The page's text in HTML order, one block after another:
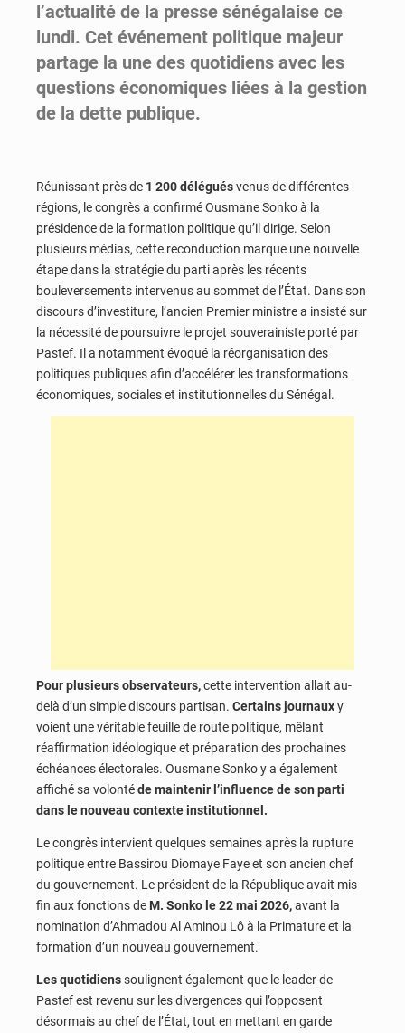
l’actualité de la presse sénégalaise ce
lundi. Cet événement politique majeur
partage la une des quotidiens avec les
questions économiques liées à la gestion
de la dette publique.
Réunissant près de 1 200 déléguésvenus de différentes
régions, le congrès a confirmé Ousmane Sonko à la
présidence de la formation politique qu’il dirige. Selon
plusieurs médias, cette reconduction marque une nouvelle
étape dans la stratégie du parti après les récents
bouleversements intervenus au sommet de l’État. Dans son
discours d’investiture, l’ancien Premier ministre a insisté sur
la nécessité de poursuivre le projet souverainiste porté par
Pastef. Il a notamment évoqué la réorganisation des
politiques publiques afin d’accélérer les transformations
économiques, sociales et institutionnelles du Sénégal.
Pour plusieurs observateurs,cette intervention allait au-
delà d’un simple discours partisan. Certains journauxy
voient une véritable feuille de route politique, mêlant
réaffirmation idéologique et préparation des prochaines
échéances électorales. Ousmane Sonko y a également
affiché sa volontéde maintenir l’influence de son parti
dans le nouveau contexte institutionnel.
Le congrès intervient quelques semaines après la rupture
politique entre Bassirou Diomaye Faye et son ancien chef
du gouvernement. Le président de la République avait mis
fin aux fonctions de M. Sonko le 22 mai 2026,avant la
nomination d’Ahmadou Al Aminou Lô à la Primature et la
formation d’un nouveau gouvernement.
Les quotidienssoulignent également que le leader de
Pastef est revenu sur les divergences qui l’opposent
désormais au chef de l’État, tout en mettant en garde